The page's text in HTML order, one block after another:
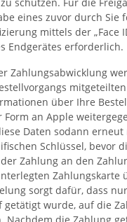
eines zuvor durch Sie
mittels der „Face
Endgerätes erforderlich.
Zahlungsabwicklung
über Ihre
Form an Apple
Daten sodann
Schlüssel, bevor
Zahlung an den
Zahlungskarte
sorgt dafür, dass
getätigt wurde, auf die
Nachdem die Zahlung